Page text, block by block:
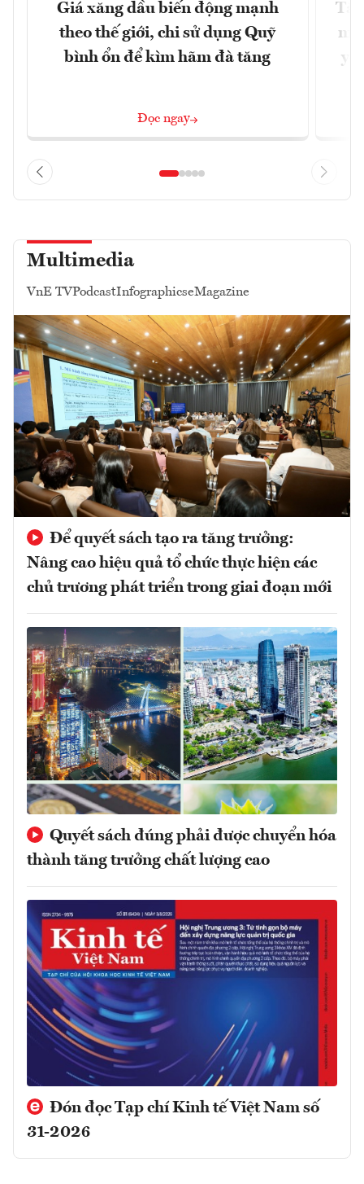
Giá xăng dầu biến động mạnh
theo thế giới, chi sử dụng Quỹ
bình ổn để kìm hãm đà tăng
Đọc ngay
Multimedia
VnE TVPodcastInfographicseMagazine
Để quyết sách tạo ra tăng trưởng:
Nâng cao hiệu quả tổ chức thực hiện các
chủ trương phát triển trong giai đoạn mới
Quyết sách đúng phải được chuyển hóa
thành tăng trưởng chất lượng cao
Đón đọc Tạp chí Kinh tế Việt Nam số
31-2026